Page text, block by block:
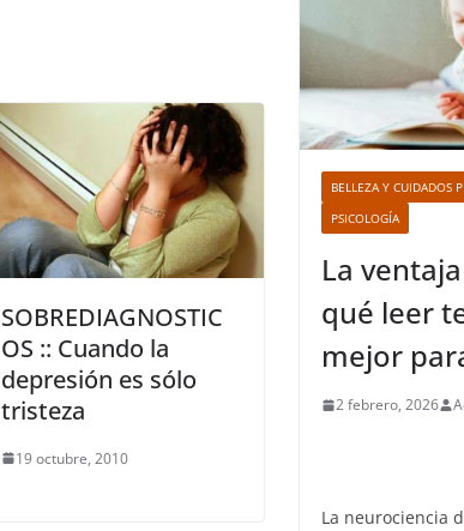
SOBREDIAGNOSTIC
OS :: Cuando la
depresión es sólo
tristeza
19 octubre, 2010
BELLEZA Y CUIDADOS
PSICOLOGÍA
La
qué leer
mejor
2 febrero, 2026
La neurociencia